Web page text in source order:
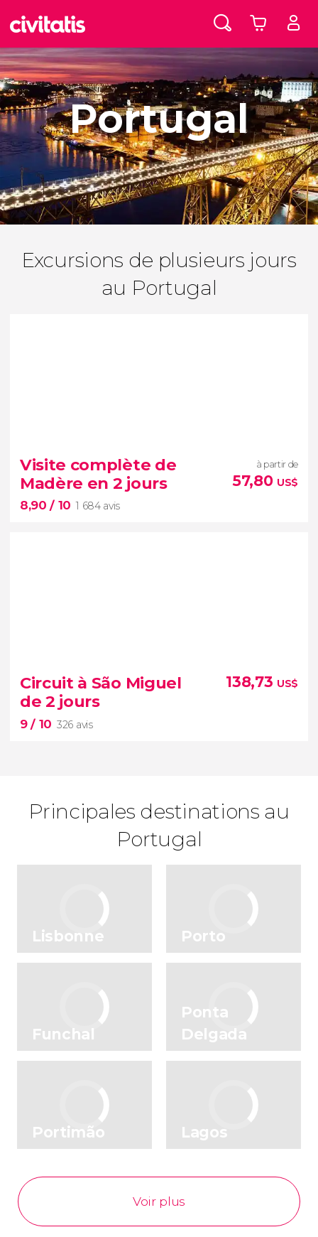
Portugal
Excursions de plusieurs jours
au Portugal
Visite complète de
Madère en 2 jours
8,90/ 10 1 684 avis
à partir de
57,80 US$
1 684 avis
l'île et visiter ses principales attractions
Circuit à São Miguel
de 2 jours
9/ 10 326 avis
138,73 US$
Profitez des magnifiques paysages des Açores
Principales destinations au
Portugal
Lisbonne Porto
Funchal
Ponta
Delgada
Portimão Lagos
Voir plus